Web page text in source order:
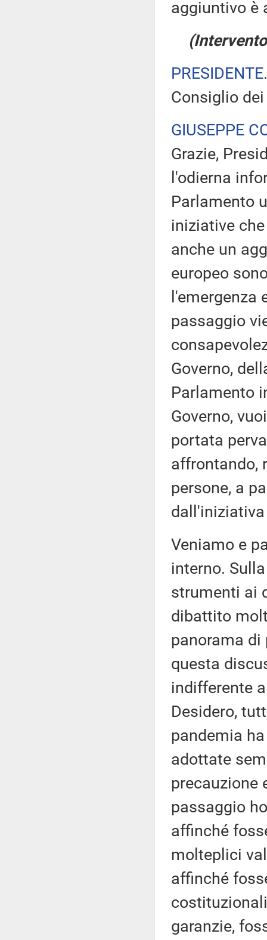
aggiuntivo è
PRESIDENTE
Consiglio
GIUSEPPE
Grazie,
l'odierna
Parlamento
iniziative
anche un
europeo
l'emergenza
passaggio
Governo,
Parlamento
Governo,
portata
affrontando,
persone, a
Veniamo e
interno.
strumenti ai
dibattito
panorama di
questa
indifferente
Desidero,
pandemia
adottate
precauzione
passaggio
affinché
molteplici
affinché
garanzie,